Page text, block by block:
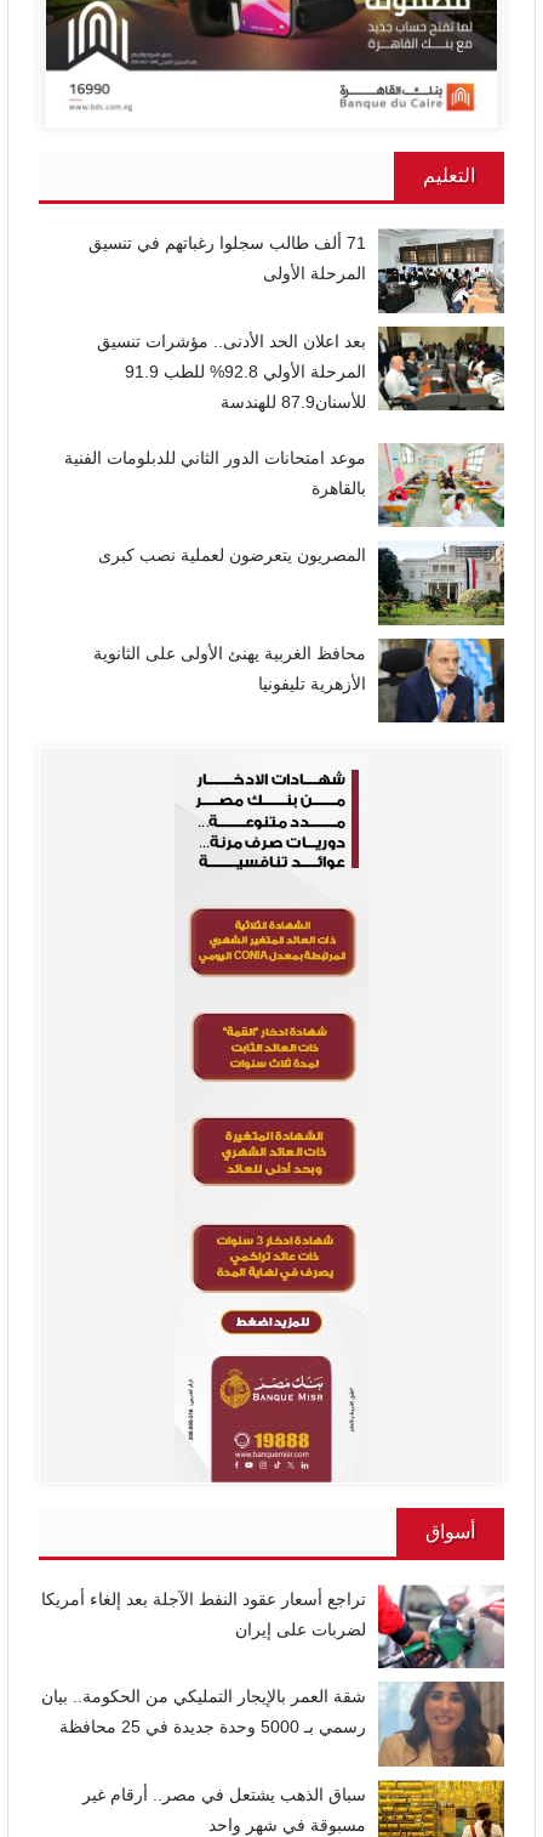
التعليم
71 ألف طالب سجلوا رغباتهم في تنسيق
المرحلة الأولى
بعد اعلان الحد الأدنى.. مؤشرات تنسيق
المرحلة الأولي 92.8% للطب 91.9
للأسنان87.9 للهندسة
موعد امتحانات الدور الثاني للدبلومات الفنية
بالقاهرة
المصريون يتعرضون لعملية نصب كبرى
محافظ الغربية يهنئ الأولى على الثانوية
الأزهرية تليفونيا
أسواق
تراجع أسعار عقود النفط الآجلة بعد إلغاء أمريكا
لضربات على إيران
شقة العمر بالإيجار التمليكي من الحكومة.. بيان
رسمي بـ 5000 وحدة جديدة في 25 محافظة
سباق الذهب يشتعل في مصر.. أرقام غير
مسبوقة في شهر واحد